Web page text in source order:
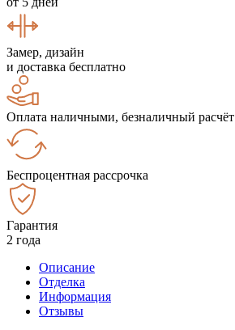
Замер, дизайн
и доставка бесплатно
Оплата наличными, безналичный расчёт
Беспроцентная рассрочка
Гарантия
2 года
Описание
Отделка
Информация
Отзывы